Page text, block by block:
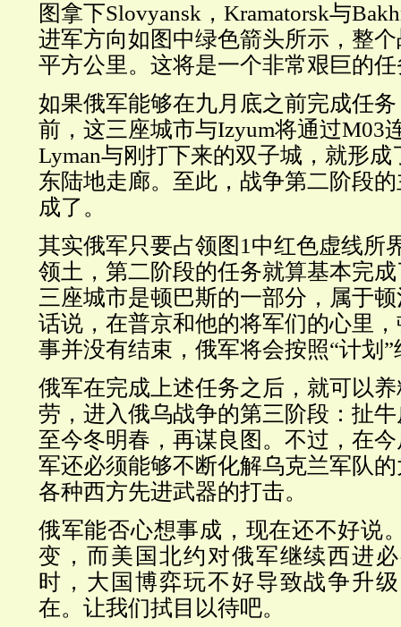
图拿下Slovyansk，Kramatorsk与
进军方向如图中绿色箭头所示，整
平方公里。这将是一个非常艰巨的
如果俄军能够在九月底之前完成任
前，这三座城市与Izyum将通过M03
Lyman与刚打下来的双子城，就形
东陆地走廊。至此，战争第二阶段
成了。
其实俄军只要占领图1中红色虚线所
领土，第二阶段的任务就算基本完
三座城市是顿巴斯的一部分， 属于
话说，在普京和他的将军们的心里
事并没有结束，俄军将会按照“计划
俄军在完成上述任务之后，就可以
劳，进入俄乌战争的第三阶段：扯
至今冬明春，再谋良图。不过，在
军还必须能够不断化解乌克兰军队
各种西方先进武器的打击。
俄军能否心想事成，现在还不好说
变，而美国北约对俄军继续西进
时，大国博弈玩不好导致战争升
在。让我们拭目以待吧。